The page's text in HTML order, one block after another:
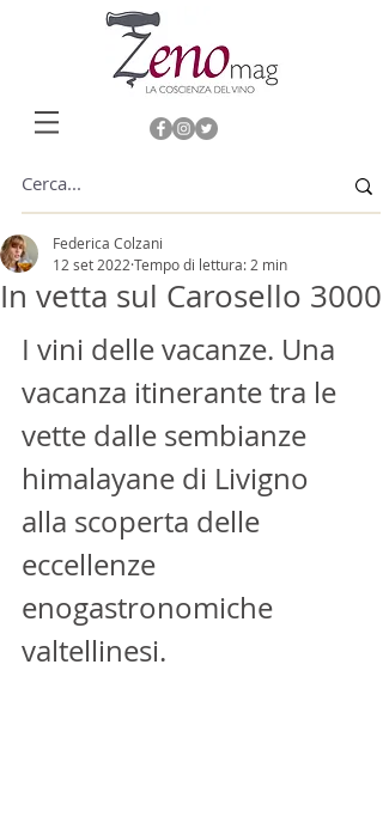
In vetta sul Carosello 3000
Federica Colzani
12 set 2022 Tempo di lettura: 2 min
I vini delle vacanze. Una
vacanza itinerante tra le
vette dalle sembianze
himalayane di Livigno
alla scoperta delle
eccellenze
enogastronomiche
valtellinesi.